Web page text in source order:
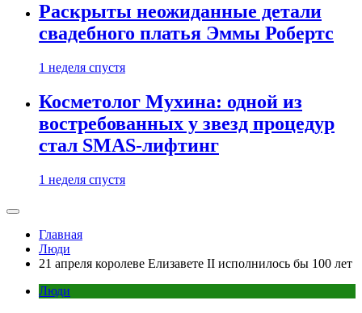
Раскрыты неожиданные детали
свадебного платья Эммы Робертс
1 неделя спустя
Косметолог Мухина: одной из
востребованных у звезд процедур
стал SMAS-лифтинг
1 неделя спустя
Главная
Люди
21 апреля королеве Елизавете II исполнилось бы 100 лет
Люди